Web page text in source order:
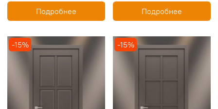
Подробнее
Подробнее
-15% -15%